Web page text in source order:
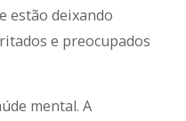
estão deixando
e preocupados
mental. A